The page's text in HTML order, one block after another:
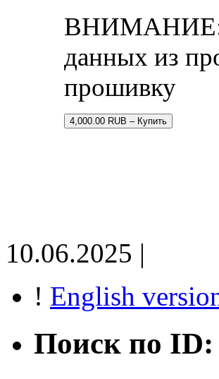
ВНИМАНИЕ:
данных из
прошивку
4,000.00 RUB – Купить
10.06.2025 |
! English
Поиск по ID: